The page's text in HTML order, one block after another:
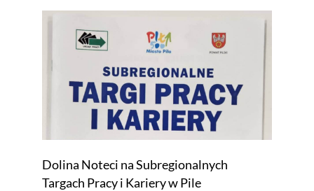
Dolina Noteci na Subregionalnych
Targach Pracy i Kariery w Pile